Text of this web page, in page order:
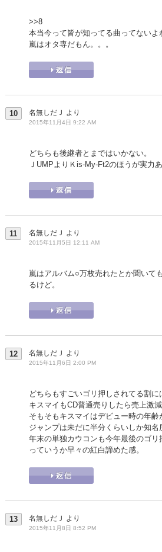
>>8
本当今って皆が知ってる曲ってないよ
嵐はオタ専だもん。。。
10 名無しだＪ より
2015年11月4日 9:22 AM
どちらも後継者とまではいかない。
ＪUMPよりＫis-My-Ft2のほうが実力
11 名無しだＪ より
2015年11月5日 12:11 AM
嵐はアルバム○万枚売れたとか聞いて
るけど。
12 名無しだＪ より
2015年11月6日 2:00 PM
どちらもすごいゴリ押しされてる割に
キスマイもCD普通売りしたら売上激
そもそもキスマイはデビュー時の年齢
ジャンプは未だに半分くらいしか知名
年末の単独カウコンも今年最後のゴリ
っていうか早々の紅白諦めた感。
13 名無しだＪ より
2015年11月8日 8:52 PM